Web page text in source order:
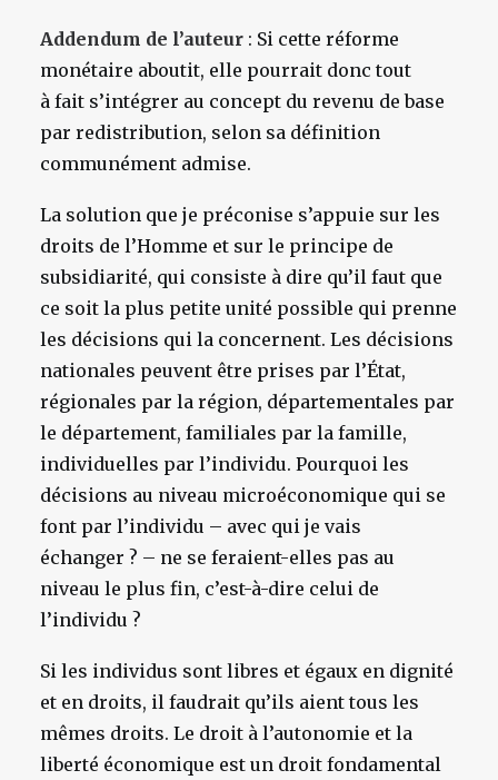
Addendum de l’auteur : Si cette réforme
monétaire aboutit, elle pourrait donc tout
à fait s’intégrer au concept du revenu de base
par redistribution, selon sa définition
communément admise.
La solution que je préconise s’appuie sur les
droits de l’Homme et sur le principe de
subsidiarité, qui consiste à dire qu’il faut que
ce soit la plus petite unité possible qui prenne
les décisions qui la concernent. Les décisions
nationales peuvent être prises par l’État,
régionales par la région, départementales par
le département, familiales par la famille,
individuelles par l’individu. Pourquoi les
décisions au niveau microéconomique qui se
font par l’individu – avec qui je vais
échanger ? – ne se feraient-elles pas au
niveau le plus fin, c’est-à-dire celui de
l’individu ?
Si les individus sont libres et égaux en dignité
et en droits, il faudrait qu’ils aient tous les
mêmes droits. Le droit à l’autonomie et la
liberté économique est un droit fondamental